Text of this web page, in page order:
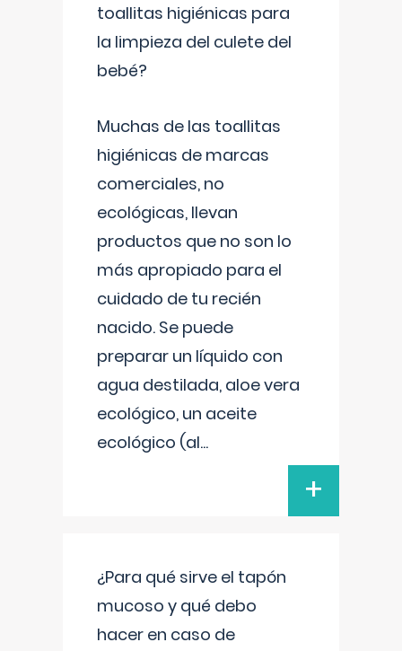
toallitas higiénicas para
la limpieza del culete del
bebé?
Muchas de las toallitas
higiénicas de marcas
comerciales, no
ecológicas, llevan
productos que no son lo
más apropiado para el
cuidado de tu recién
nacido. Se puede
preparar un líquido con
agua destilada, aloe vera
ecológico, un aceite
ecológico (al...
+
¿Para qué sirve el tapón
mucoso y qué debo
hacer en caso de